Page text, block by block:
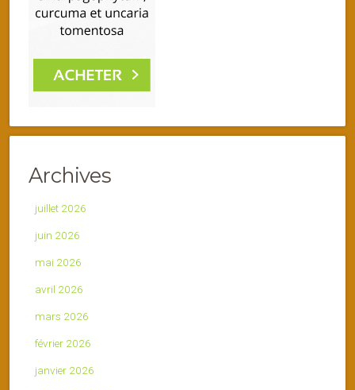
Archives
juillet 2026
juin 2026
mai 2026
avril 2026
mars 2026
février 2026
janvier 2026